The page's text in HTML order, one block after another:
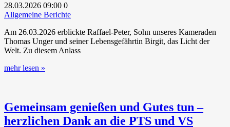
28.03.2026 09:00 0
Allgemeine Berichte
Am 26.03.2026 erblickte Raffael-Peter, Sohn unseres Kameraden
Thomas Unger und seiner Lebensgefährtin Birgit, das Licht der
Welt. Zu diesem Anlass
mehr lesen »
Gemeinsam genießen und Gutes tun –
herzlichen Dank an die PTS und VS